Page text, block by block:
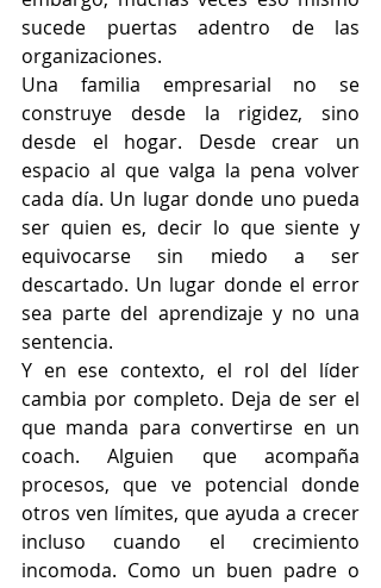
sucede puertas adentro de las
organizaciones.
Una familia empresarial no se
construye desde la rigidez, sino
desde el hogar. Desde crear un
espacio al que valga la pena volver
cada día. Un lugar donde uno pueda
ser quien es, decir lo que siente y
equivocarse sin miedo a ser
descartado. Un lugar donde el error
sea parte del aprendizaje y no una
sentencia.
Y en ese contexto, el rol del líder
cambia por completo. Deja de ser el
que manda para convertirse en un
coach. Alguien que acompaña
procesos, que ve potencial donde
otros ven límites, que ayuda a crecer
incluso cuando el crecimiento
incomoda. Como un buen padre o